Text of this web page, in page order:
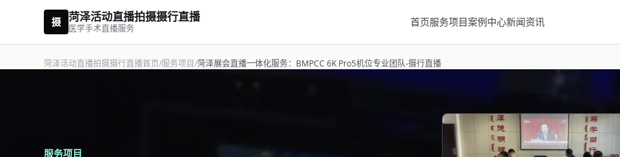
摄 菏泽活动直播拍摄摄行直播
医学手术直播服务
首页服务项目案例中心新闻资讯
菏泽活动直播拍摄摄行直播首页/服务项目/菏泽展会直播一体化服务：BMPCC 6K Pro5机位专业团队-摄行直播
服务项目